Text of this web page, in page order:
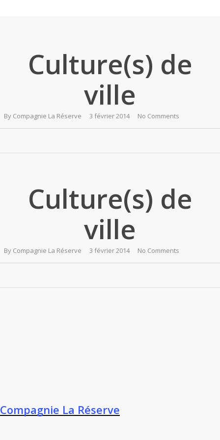
Culture(s) de
ville
By Compagnie La Réserve 3 février 2014 No Comments
Culture(s) de
ville
By Compagnie La Réserve 3 février 2014 No Comments
Compagnie La Réserve